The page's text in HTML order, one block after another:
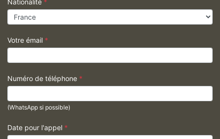
Nationalité *
Votre émail *
Numéro de téléphone *
(WhatsApp si possible)
Date pour l'appel *